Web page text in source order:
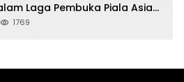
Laga Pembuka Piala Asia
1769